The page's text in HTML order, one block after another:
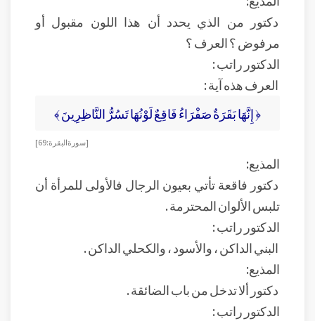
دكتور من الذي يحدد أن هذا اللون مقبول أو
مرفوض ؟ العرف ؟
الدكتور راتب :
العرف هذه آية :
﴿ إِنَّهَا بَقَرَةٌ صَفْرَاءُ فَاقِعٌ لَوْنُهَا تَسُرُّ النَّاظِرِينَ ﴾
[ سورة البقرة : 69]
المذيع:
دكتور فاقعة تأتي بعيون الرجال فالأولى للمرأة أن
تلبس الألوان المحترمة .
الدكتور راتب :
البني الداكن ، والأسود ، والكحلي الداكن .
المذيع:
دكتور ألا تدخل من باب الضائقة .
الدكتور راتب :